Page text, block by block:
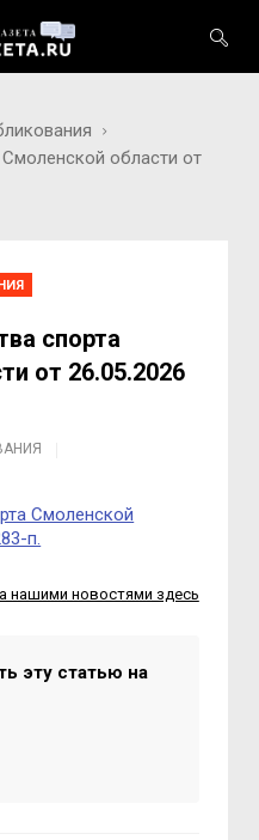
области от
спорта
от 26.05.2026
Смоленской
п.
нашими новостями здесь
эту статью на